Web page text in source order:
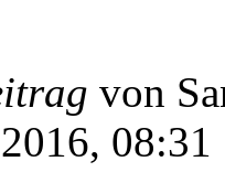
von
08:31